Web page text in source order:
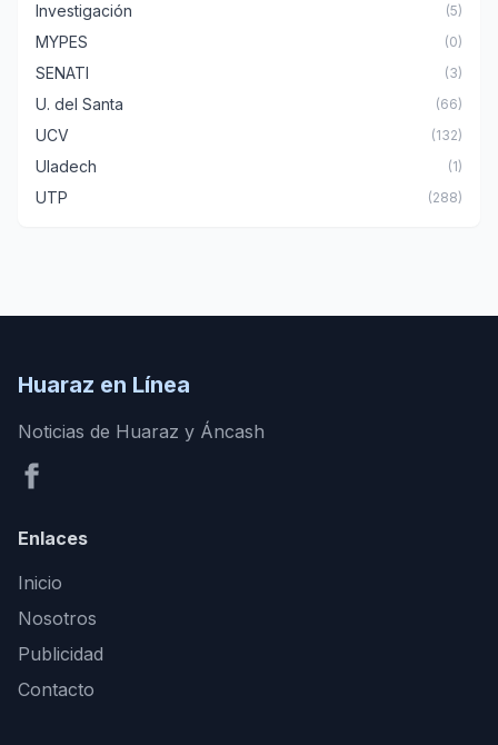
Investigación (5)
MYPES (0)
SENATI (3)
U. del Santa (66)
UCV (132)
Uladech (1)
UTP (288)
Huaraz en Línea
Noticias de Huaraz y Áncash
Enlaces
Inicio
Nosotros
Publicidad
Contacto